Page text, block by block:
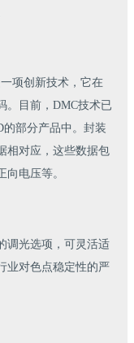
项创新技术，它在
。目前，DMC技术已
部分产品中。封装
相对应，这些数据包
电压等。
调光选项，可灵活适
业对色点稳定性的严